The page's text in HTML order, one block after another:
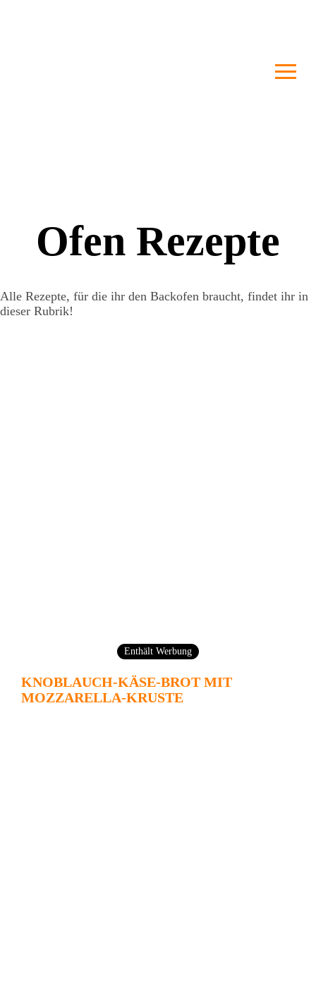
Ofen Rezepte
Alle Rezepte, für die ihr den Backofen braucht, findet ihr in
dieser Rubrik!
Enthält Werbung
KNOBLAUCH-KÄSE-BROT MIT
MOZZARELLA-KRUSTE